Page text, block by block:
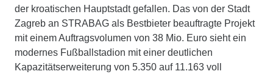
der kroatischen Hauptstadt gefallen. Das von der Stadt
Zagreb an STRABAG als Bestbieter beauftragte Projekt
mit einem Auftragsvolumen von 38 Mio. Euro sieht ein
modernes Fußballstadion mit einer deutlichen
Kapazitätserweiterung von 5.350 auf 11.163 voll